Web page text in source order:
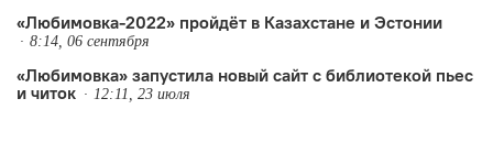
«Любимовка-2022» пройдёт в Казахстане и Эстонии
8:14, 06 сентября
«Любимовка» запустила новый сайт с библиотекой пьес
и читок
12:11, 23 июля